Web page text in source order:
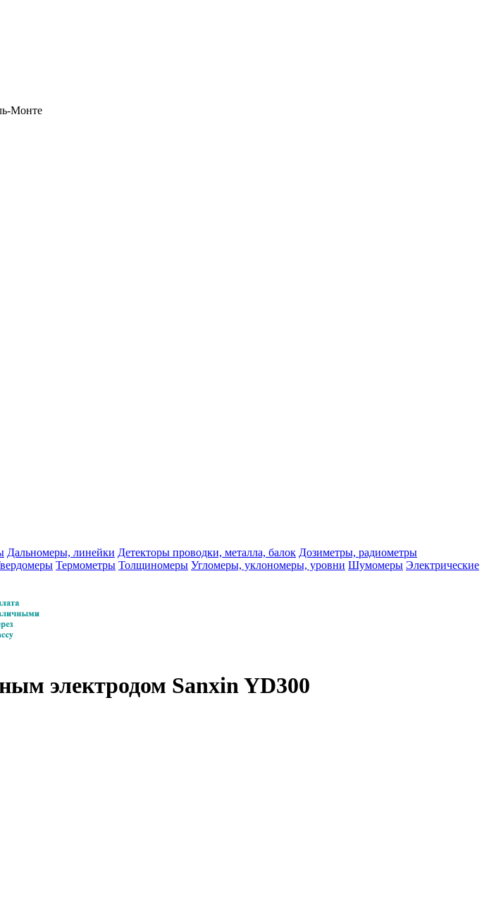
Монте
Дальномеры, линейки Детекторы проводки, металла, балок Дозиметры, радиометры
Термометры Толщиномеры Угломеры, уклономеры, уровни Шумомеры Электрические
электродом Sanxin YD300